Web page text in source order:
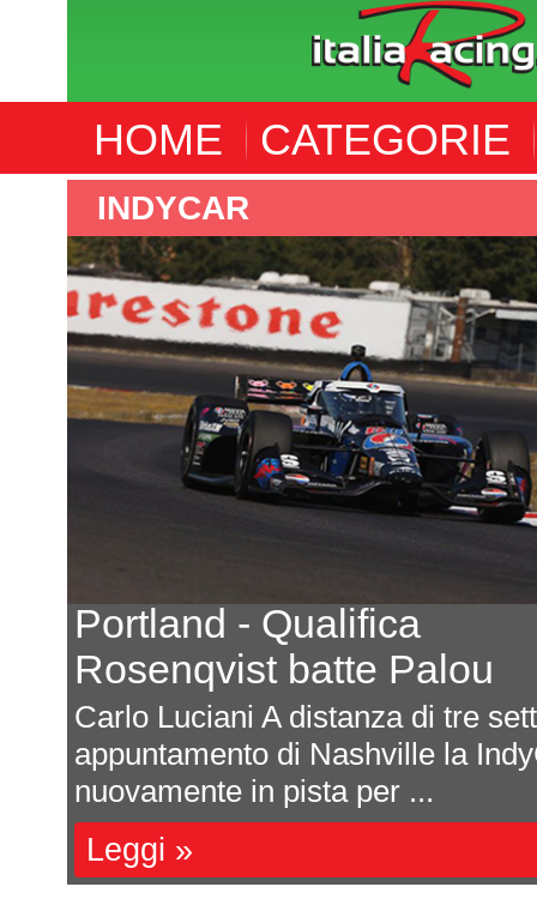
HOME CATEGORIE
F4 CEZ
Le proteste dei
Le risposte del
Massimo CostaLe ultime
scatenato un po' di
decisione del direttor...
Leggi »